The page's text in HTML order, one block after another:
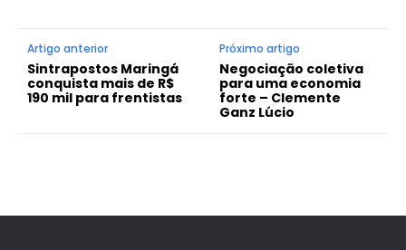
Artigo anterior
Sintrapostos Maringá
conquista mais de R$
190 mil para frentistas
Próximo artigo
Negociação coletiva
para uma economia
forte – Clemente
Ganz Lúcio